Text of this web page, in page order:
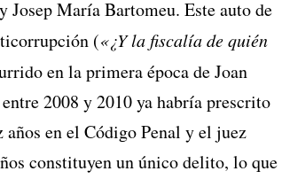
Josep María Bartomeu. Este auto de
(«¿Y la fiscalía de quién
en la primera época de Joan
2008 y 2010 ya habría prescrito
en el Código Penal y el juez
constituyen un único delito, lo que